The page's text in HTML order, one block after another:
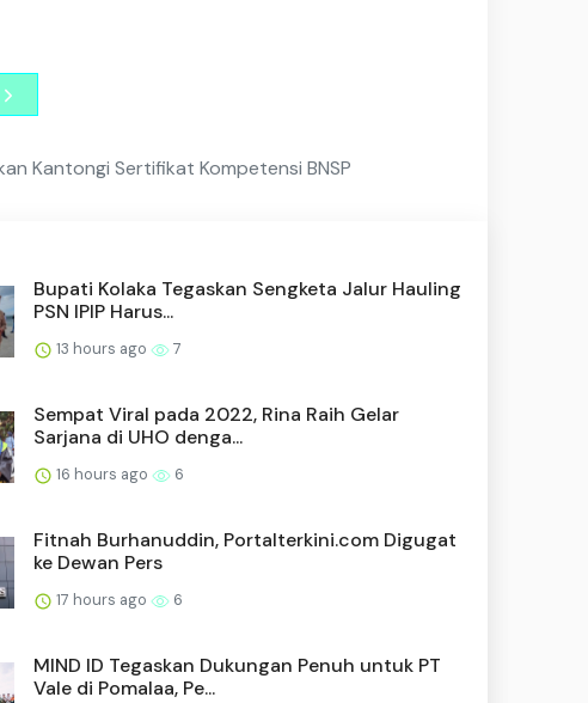
Kantongi Sertifikat Kompetensi BNSP
Bupati Kolaka Tegaskan Sengketa Jalur Hauling
PSN IPIP Harus...
13 hours ago 7
Sempat Viral pada 2022, Rina Raih Gelar
Sarjana di UHO denga...
16 hours ago 6
Fitnah Burhanuddin, Portalterkini.com Digugat
ke Dewan Pers
17 hours ago 6
MIND ID Tegaskan Dukungan Penuh untuk PT
Vale di Pomalaa, Pe...